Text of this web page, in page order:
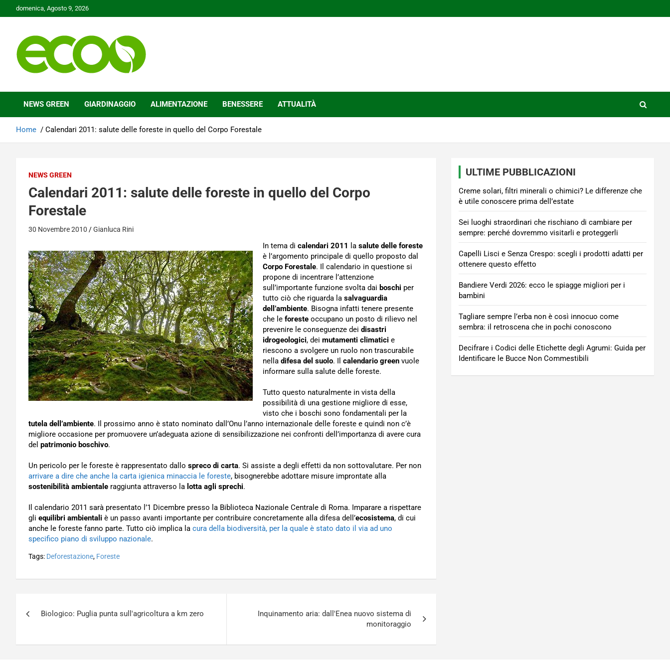
to
domenica, Agosto 9, 2026
Ecoo.it
NEWS GREEN GIARDINAGGIO ALIMENTAZIONE BENESSERE ATTUALITÀ
Home Calendari 2011: salute delle foreste in quello del Corpo Forestale
NEWS GREEN
Calendari 2011: salute delle foreste in quello del Corpo
Forestale
30 Novembre 2010 Gianluca Rini
In tema di calendari 2011 la salute delle foreste
è l’argomento principale di quello proposto dal
Corpo Forestale. Il calendario in questione si
propone di incentrare l’attenzione
sull’importante funzione svolta dai boschi per
tutto ciò che riguarda la salvaguardia
dell’ambiente. Bisogna infatti tenere presente
che le foreste occupano un posto di rilievo nel
prevenire le conseguenze dei disastri
idrogeologici, dei mutamenti climatici e
riescono a svolgere un ruolo non trascurabile
nella difesa del suolo. Il calendario green vuole
informare sulla salute delle foreste.
Tutto questo naturalmente in vista della
possibilità di una gestione migliore di esse,
visto che i boschi sono fondamentali per la
tutela dell’ambiente. Il prossimo anno è stato nominato dall’Onu l’anno internazionale delle foreste e quindi non c’è
migliore occasione per promuovere un’adeguata azione di sensibilizzazione nei confronti dell’importanza di avere cura
del patrimonio boschivo.
Un pericolo per le foreste è rappresentato dallo spreco di carta. Si assiste a degli effetti da non sottovalutare. Per non
arrivare a dire che anche la carta igienica minaccia le foreste, bisognerebbe adottare misure improntate alla
sostenibilità ambientale raggiunta attraverso la lotta agli sprechi.
Il calendario 2011 sarà presentato l’1 Dicembre presso la Biblioteca Nazionale Centrale di Roma. Imparare a rispettare
gli equilibri ambientali è un passo avanti importante per contribuire concretamente alla difesa dell’ecosistema, di cui
anche le foreste fanno parte. Tutto ciò implica la cura della biodiversità, per la quale è stato dato il via ad uno
specifico piano di sviluppo nazionale.
Tags: Deforestazione, Foreste
articoli
Biologico: Puglia punta sull'agricoltura a km zero
Inquinamento aria: dall'Enea nuovo sistema di
monitoraggio
ULTIME PUBBLICAZIONI
Creme solari, filtri minerali o chimici? Le differenze che
è utile conoscere prima dell’estate
Sei luoghi straordinari che rischiano di cambiare per
sempre: perché dovremmo visitarli e proteggerli
Capelli Lisci e Senza Crespo: scegli i prodotti adatti per
ottenere questo effetto
Bandiere Verdi 2026: ecco le spiagge migliori per i
bambini
Tagliare sempre l’erba non è così innocuo come
sembra: il retroscena che in pochi conoscono
Decifrare i Codici delle Etichette degli Agrumi: Guida per
Identificare le Bucce Non Commestibili